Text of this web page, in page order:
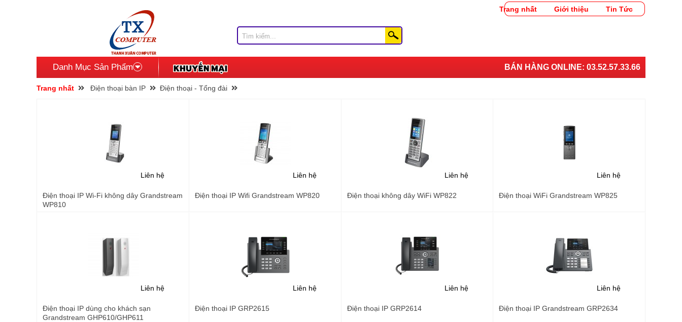
Trang nhất Giới thiệu Tin Tức
Danh Mục Sản Phẩm BÁN HÀNG ONLINE: 03.52.57.33.66
Trang nhất Điện thoại bàn IP Điện thoại - Tổng đài
Liên hệ
Điện thoại IP Wi-Fi không dây Grandstream
WP810
Liên hệ
Điện thoại IP Wifi Grandstream WP820
Liên hệ
Điện thoại không dây WiFi WP822
Liên hệ
Điện thoại WiFi Grandstream WP825
Liên hệ
Điện thoại IP dùng cho khách sạn
Grandstream GHP610/GHP611
Liên hệ
Điện thoại IP GRP2615
Liên hệ
Điện thoại IP GRP2614
Liên hệ
Điện thoại IP Grandstream GRP2634